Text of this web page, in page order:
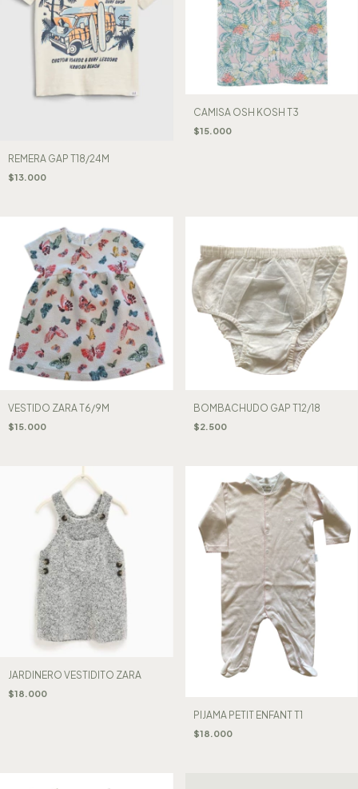
REMERA GAP T18/24M
$13.000
CAMISA OSH KOSH T3
$15.000
VESTIDO ZARA T6/9M
$15.000
BOMBACHUDO GAP T12/18
$2.500
JARDINERO VESTIDITO ZARA
$18.000
PIJAMA PETIT ENFANT T1
$18.000